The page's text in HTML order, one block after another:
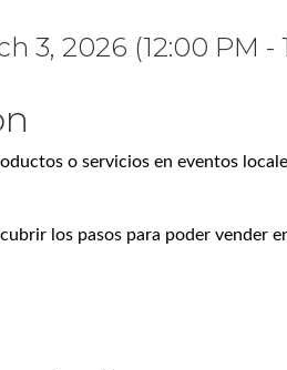
3, 2026 (12:00 PM -
o servicios en eventos
los pasos para poder vender